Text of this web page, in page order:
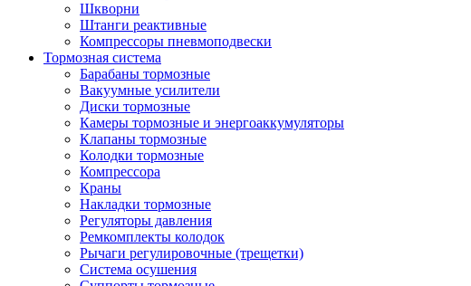
Шкворни
Штанги реактивные
Компрессоры пневмоподвески
Тормозная система
Барабаны тормозные
Вакуумные усилители
Диски тормозные
Камеры тормозные и энергоаккумуляторы
Клапаны тормозные
Колодки тормозные
Компрессора
Краны
Накладки тормозные
Регуляторы давления
Ремкомплекты колодок
Рычаги регулировочные (трещетки)
Система осушения